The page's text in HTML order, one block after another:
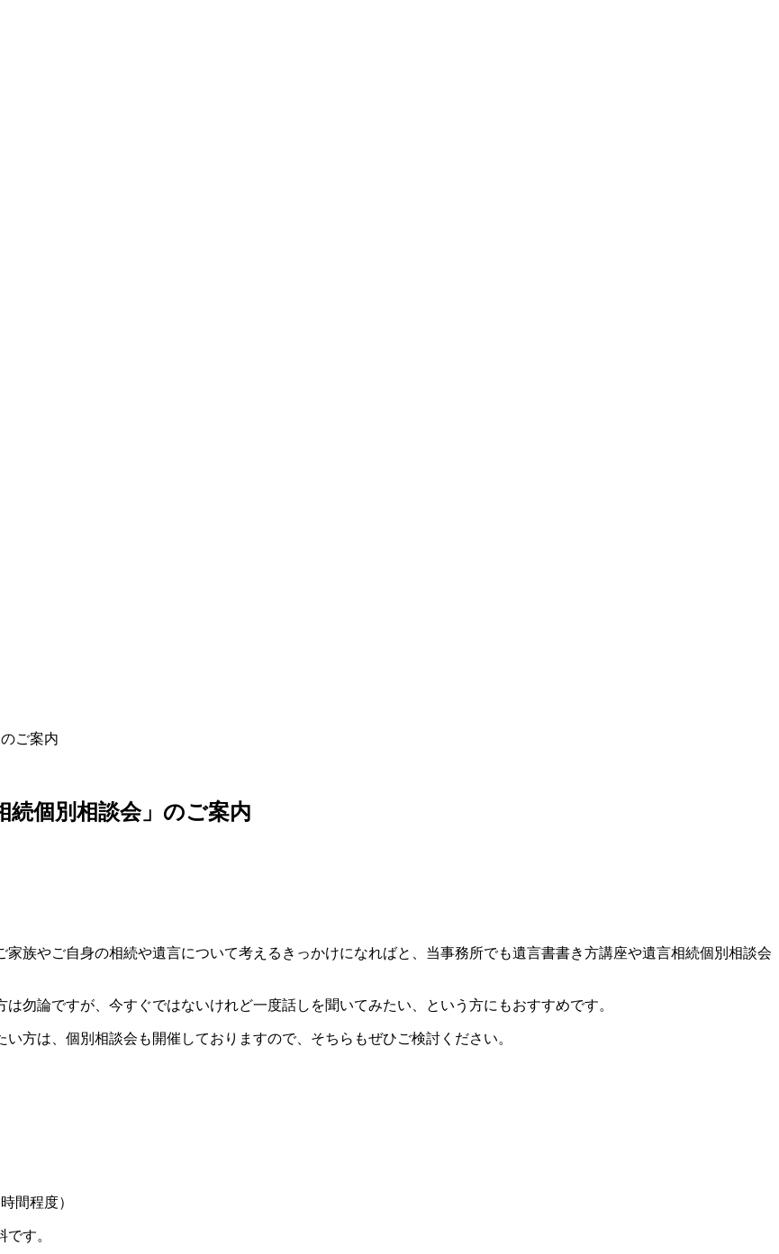
ご案内
続個別相談会」のご案内
族やご自身の相続や遺言について考えるきっかけになればと、当事務所でも遺言書書き方講座や遺言相続個別相談会
勿論ですが、今すぐではないけれど一度話しを聞いてみたい、という方にもおすすめです。
方は、個別相談会も開催しておりますので、そちらもぜひご検討ください。
間程度）
す。